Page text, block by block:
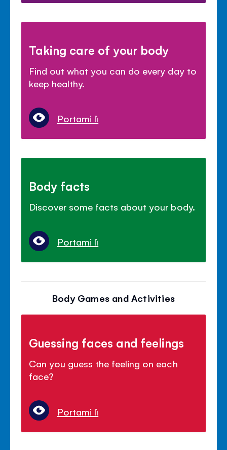
Taking care of your body
Find out what you can do every day to
keep healthy.
Portami lì
Body facts
Discover some facts about your body.
Portami lì
Body Games and Activities
Guessing faces and feelings
Can you guess the feeling on each
face?
Portami lì